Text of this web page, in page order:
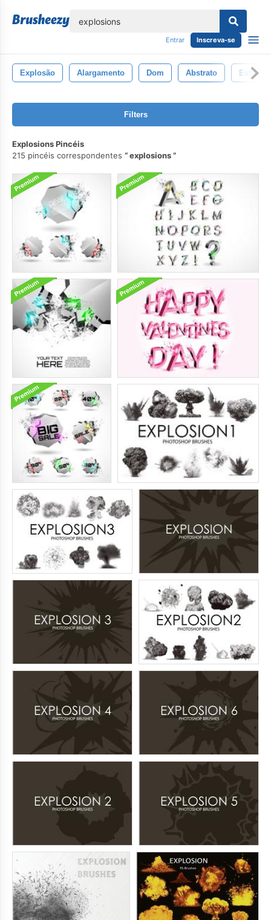
Entrar Inscreva-se
Explosão Alargamento Dom Abstrato Estrela
Filters
Explosions Pincéis
215 pincéis correspondentes
explosions